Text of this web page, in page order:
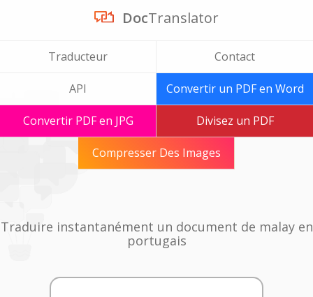
DocTranslator
Traducteur Contact
API Convertir un PDF en Word
Convertir PDF en JPG Divisez un PDF
Compresser Des Images
Traduire instantanément un document de malay en
portugais